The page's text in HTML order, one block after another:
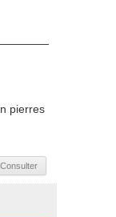
pierres
Consulter